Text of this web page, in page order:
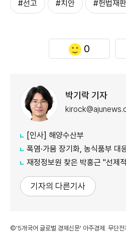
#선고 #치안 #헌법재
0
박기락 기자
[인사] 해양수산부
폭염·가뭄 장기화, 농식품부 대
재정정보원 찾은 박홍근 "선제적 보
기자의 다른기사
©'5개국어 글로벌 경제신문' 아주경제. 무단전